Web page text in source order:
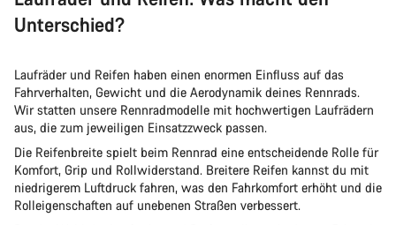
Unterschied?
Laufräder und Reifen haben einen enormen Einfluss auf das
Fahrverhalten, Gewicht und die Aerodynamik deines Rennrads.
Wir statten unsere Rennradmodelle mit hochwertigen Laufrädern
aus, die zum jeweiligen Einsatzzweck passen.
Die Reifenbreite spielt beim Rennrad eine entscheidende Rolle für
Komfort, Grip und Rollwiderstand. Breitere Reifen kannst du mit
niedrigerem Luftdruck fahren, was den Fahrkomfort erhöht und die
Rolleigenschaften auf unebenen Straßen verbessert.